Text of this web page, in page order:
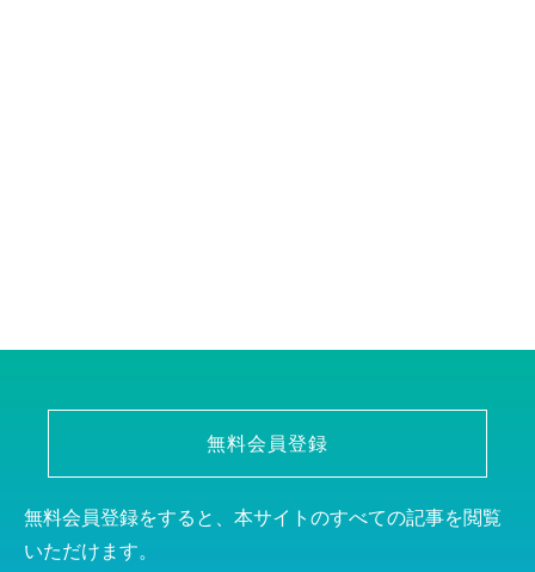
無料会員登録
無料会員登録をすると、本サイトのすべての記事を閲覧
いただけます。